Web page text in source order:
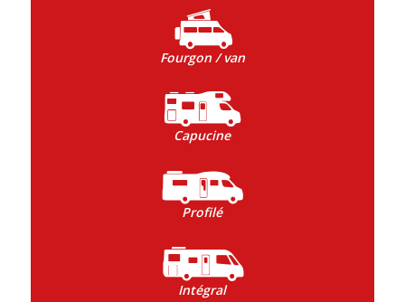
Fourgon / van
Capucine
Profilé
Intégral